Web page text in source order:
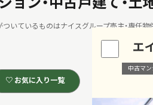
いているものはナイスグループ売主・専任物
♡ お気に入り一覧
エ
中古マン